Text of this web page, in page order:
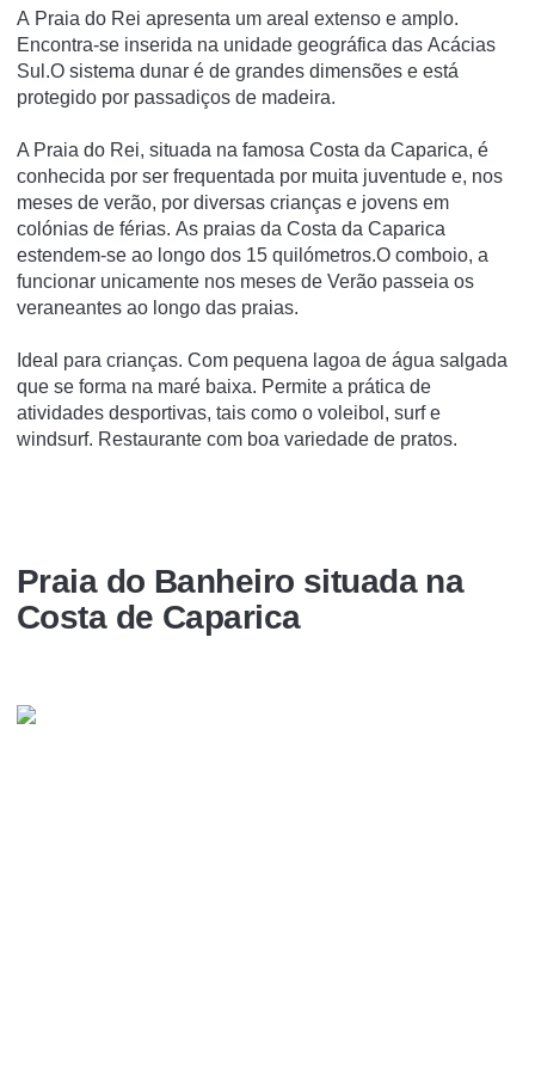
A Praia do Rei apresenta um areal extenso e amplo.
Encontra-se inserida na unidade geográfica das Acácias
Sul.O sistema dunar é de grandes dimensões e está
protegido por passadiços de madeira.
A Praia do Rei, situada na famosa Costa da Caparica, é
conhecida por ser frequentada por muita juventude e, nos
meses de verão, por diversas crianças e jovens em
colónias de férias. As praias da Costa da Caparica
estendem-se ao longo dos 15 quilómetros.O comboio, a
funcionar unicamente nos meses de Verão passeia os
veraneantes ao longo das praias.
Ideal para crianças. Com pequena lagoa de água salgada
que se forma na maré baixa. Permite a prática de
atividades desportivas, tais como o voleibol, surf e
windsurf. Restaurante com boa variedade de pratos.
Praia do Banheiro situada na
Costa de Caparica